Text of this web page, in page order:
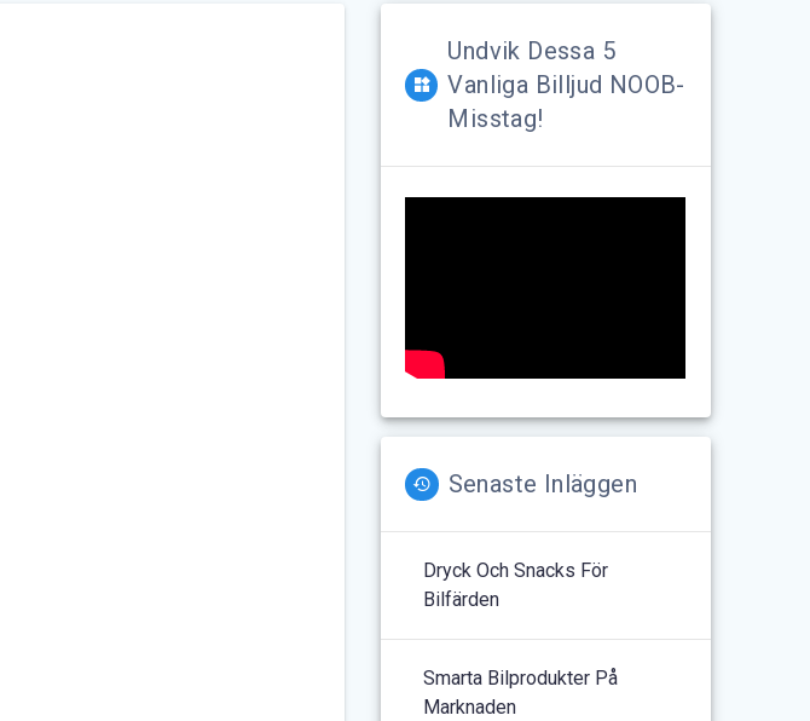
Undvik Dessa 5
Vanliga Billjud NOOB-
Misstag!
Senaste Inläggen
Dryck Och Snacks För
Bilfärden
Smarta Bilprodukter På
Marknaden